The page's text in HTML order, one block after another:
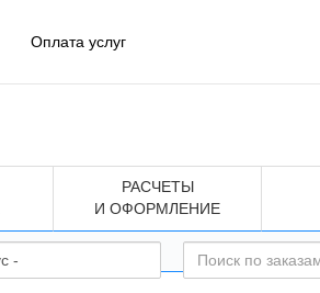
Оплата услуг
РАСЧЕТЫ
И ОФОРМЛЕНИЕ